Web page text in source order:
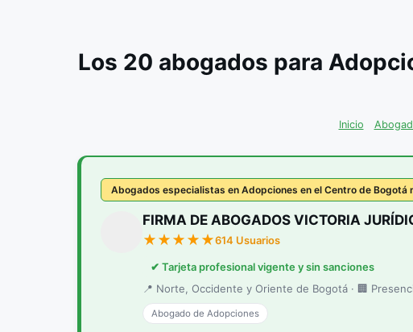
Los 20 abogados para
Inicio
Abogados especialistas en Adopciones en el Centro de Bogotá
FIRMA DE ABOGADOS VICTORIA
614 Usuarios
✔ Tarjeta profesional vigente y sin sanciones
📍 Norte, Occidente y Oriente de Bogotá · 🏢
Abogado de Adopciones